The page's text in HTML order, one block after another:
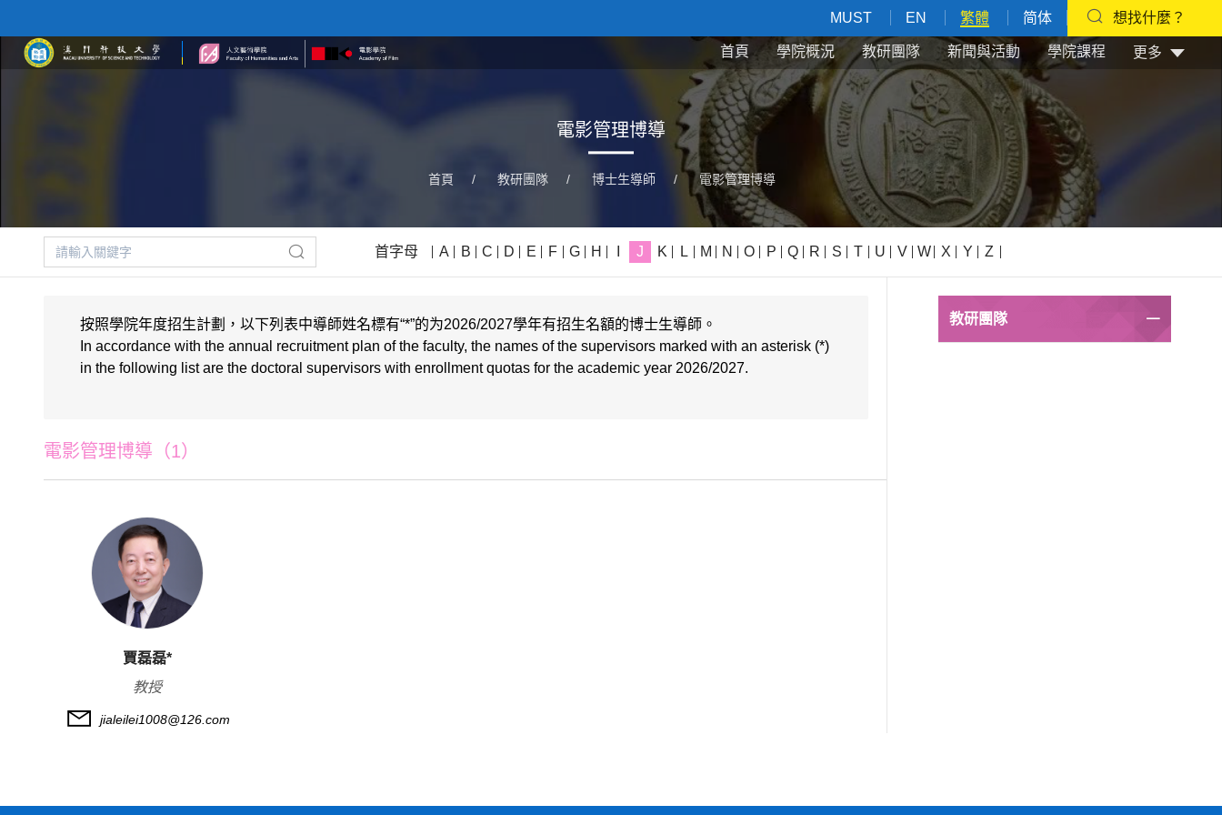
MUST EN 繁體 简体 想找什麼？
首頁 學院概況 教研團隊 新聞與活動 學院課程 更多
電影管理博導
首頁 / 教研團隊 / 博士生導師 / 電影管理博導
首字母 A B C D E F G H J K L M N O P Q R S T U V W X Y Z
按照學院年度招生計劃，以下列表中導師姓名標有“*”的为2026/2027學年有招生名額的博士生導師。
In accordance with the annual recruitment plan of the faculty, the names of the supervisors marked with an asterisk (*)
in the following list are the doctoral supervisors with enrollment quotas for the academic year 2026/2027.
電影管理博導（1）
賈磊磊*
教授
jialeilei1008@126.com
教研團隊